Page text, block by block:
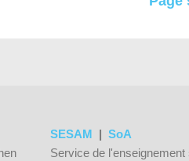
SESAM | SoA
Service de l'enseignement